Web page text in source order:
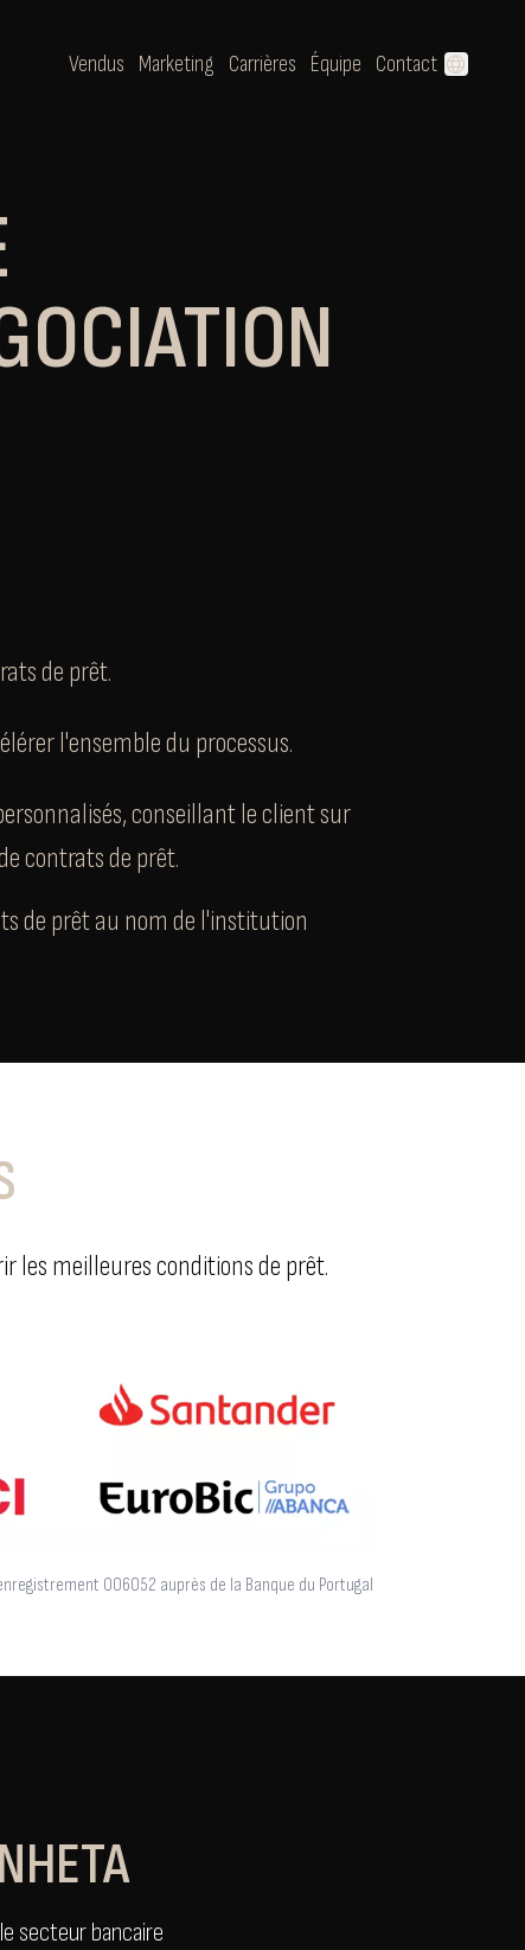
Vendus Marketing Carrières Équipe Contact language
de prêt.
l'ensemble du processus.
conseillant le client sur
contrats de prêt.
de prêt au nom de l'institution
les meilleures conditions de prêt.
006052 auprès de la Banque du Portugal
secteur bancaire